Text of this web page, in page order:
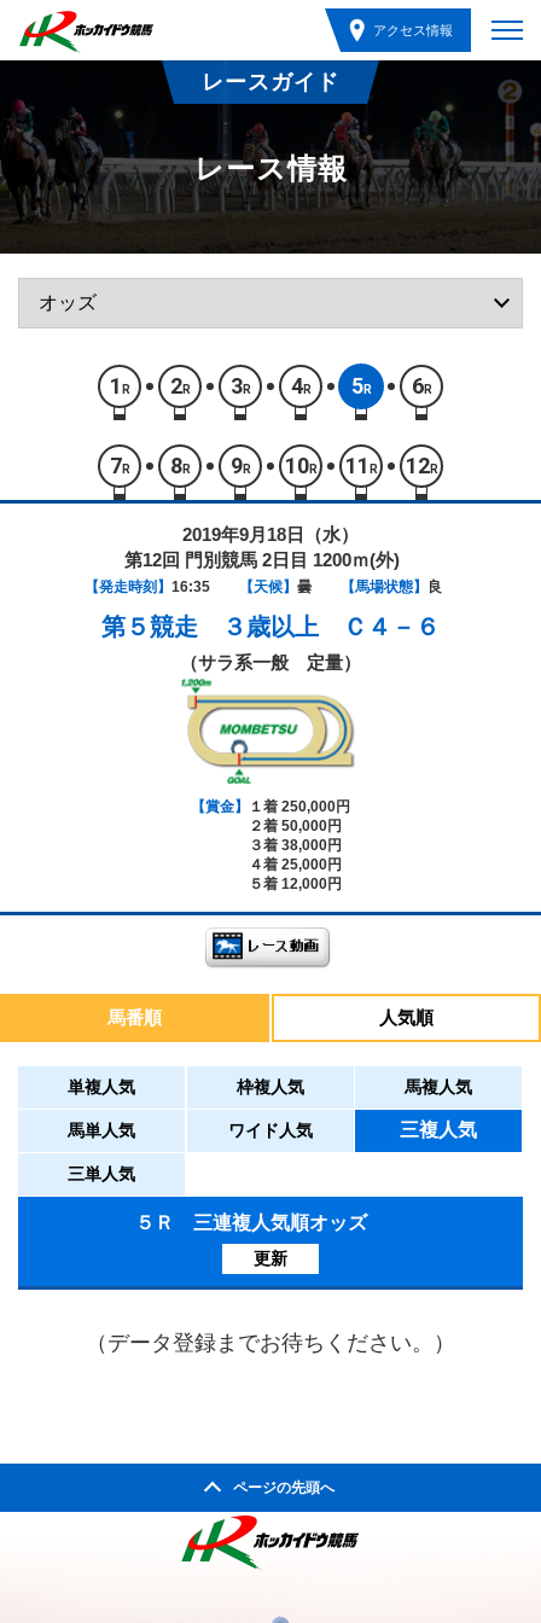
アクセス情報
レースガイド
レース情報
1 R 2R 3R 4R 5R 6R
7 R 8R 9R 10R 11 R 12R
2019年9月18日（水）
第12回 門別競馬 2日目 1200ｍ(外)
【発走時刻】 16:35 【天候】 曇 【馬場状態】 良
第５競走 ３歳以上 Ｃ４－６
（サラ系一般 定量）
【賞金】
１着 250,000円
２着 50,000円
３着 38,000円
４着 25,000円
５着 12,000円
馬番順 人気順
単複人気 枠複人気 馬複人気
馬単人気 ワイド人気 三複人気
三単人気
５Ｒ 三連複人気順オッズ
更新
（データ登録までお待ちください。）
ページの先頭へ